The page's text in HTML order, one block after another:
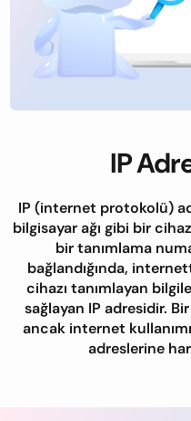
IP
IP (internet protokolü)
bilgisayar ağı gibi bir
bir tanımlama
bağlandığında,
cihazı tanımlayan
sağlayan IP adresidir.
ancak internet
adreslerine